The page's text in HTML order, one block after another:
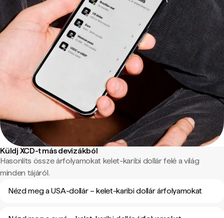
Küldj XCD-t más devizákból
Hasonlíts össze árfolyamokat kelet-karibi dollár felé a világ
minden tájáról.
Nézd meg a USA-dollár – kelet-karibi dollár árfolyamokat